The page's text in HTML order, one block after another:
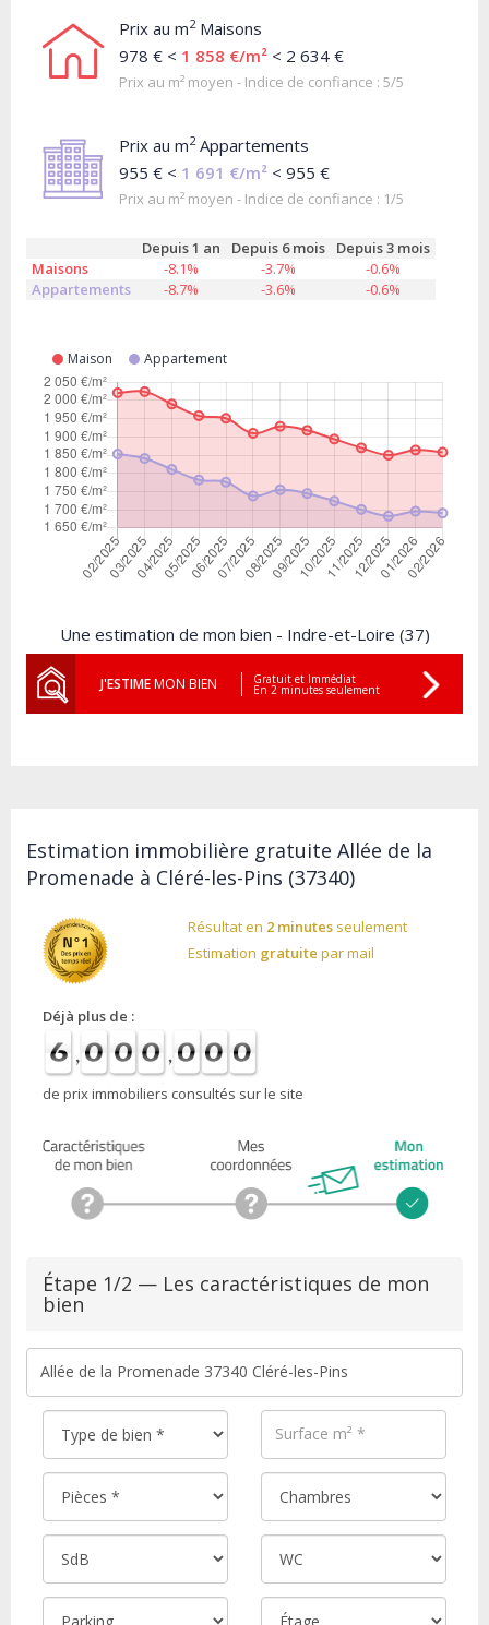
Prix au m2Maisons
978 € < 1 858 €/m² < 2 634 €
Prix au m² moyen - Indice de confiance : 5/5
Prix au m2Appartements
955 € < 1 691 €/m² < 955 €
Prix au m² moyen - Indice de confiance : 1/5
Depuis 1 an Depuis 6 mois
Depuis 3 mois
Maisons
-8.1% -3.7%
-0.6%
Appartements
-8.7% -3.6% -0.6%
Maison Appartement
Une estimation de mon bien - Indre-et-Loire (37)
J'ESTIMEMON BIEN Gratuit et Immédiat
En 2 minutes seulement
Estimation immobilière gratuite Allée de la
Promenade à Cléré-les-Pins (37340)
Résultat en 2 minutes seulement
Estimation gratuite par mail
Déjà plus de :
de prix immobiliers consultés sur le site
Étape 1/2 — Les caractéristiques de mon
bien